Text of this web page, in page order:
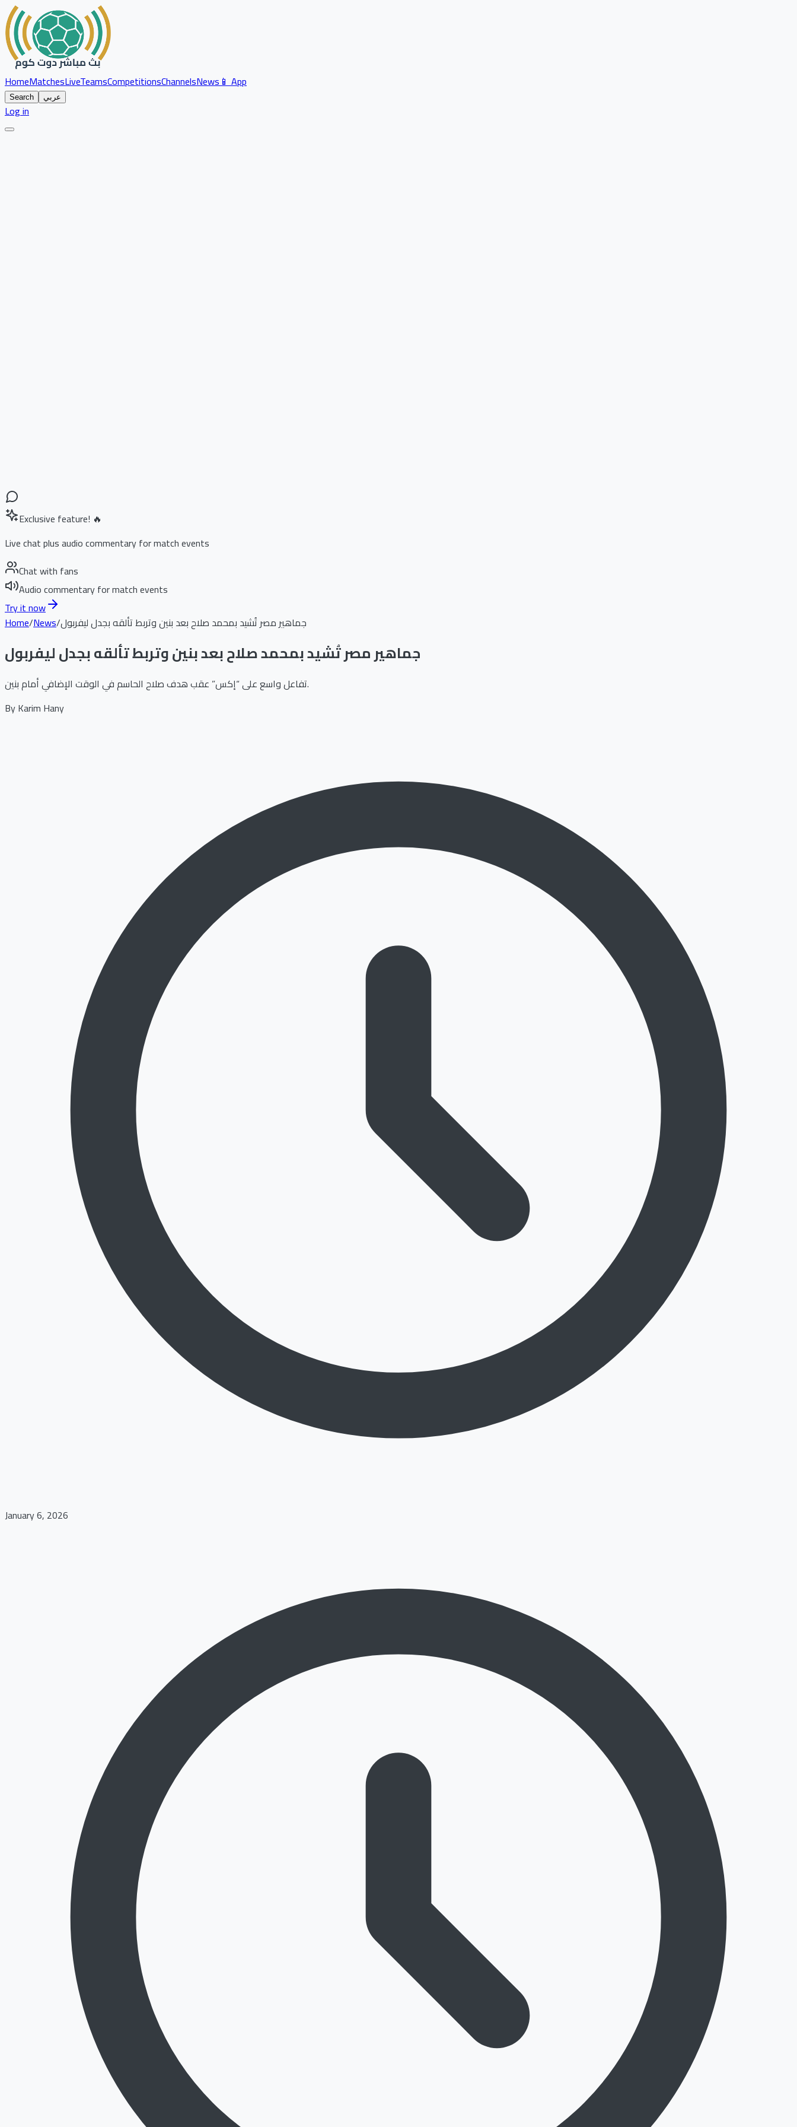
HomeMatchesLiveTeamsCompetitionsChannelsNews📱 App
Search عربي
Log in
Exclusive feature! 🔥
Live chat plus audio commentary for match events
Chat with fans
Audio commentary for match events
Try it now
Home/News/جماهير مصر تُشيد بمحمد صلاح بعد بنين وتربط تألقه بجدل ليفربول
جماهير مصر تُشيد بمحمد صلاح بعد بنين وتربط تألقه بجدل ليفربول
تفاعل واسع على “إكس” عقب هدف صلاح الحاسم في الوقت الإضافي أمام بنين.
ByKarim Hany
January 6, 2026